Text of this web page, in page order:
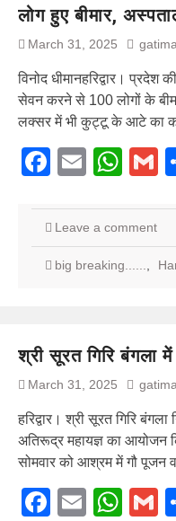
लोग हुए बीमार,
March 31, 2025
विनोद धीमानहरिद्वार।
सेवन करने से 100 लोगों के
लक्सर में भी कुट्टू के आटे का
Email
Leave a comment
big breaking......
श्री सूरत गिरि बंगला
March 31, 2025
हरिद्वार। श्री सूरत गिरि
अतिरूद्र महायज्ञ का आयोजन
सोमवार को आश्रम में गौ पूजन
Email